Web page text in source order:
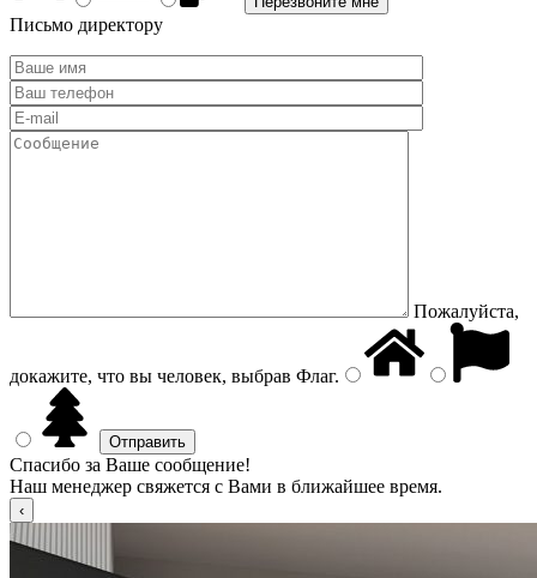
Письмо директору
Пожалуйста,
докажите, что вы человек, выбрав Флаг.
Спасибо за Ваше сообщение!
Наш менеджер свяжется с Вами в ближайшее время.